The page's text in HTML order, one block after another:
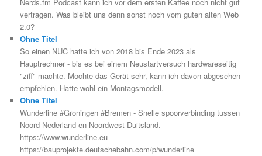
vertragen. Was bleibt uns denn sonst noch vom guten alten Web
2.0?
Ohne Titel
So einen NUC hatte ich von 2018 bis Ende 2023 als
Hauptrechner - bis es bei einem Neustartversuch hardwareseitig
"ziff" machte. Mochte das Gerät sehr, kann ich davon abgesehen
empfehlen. Hatte wohl ein Montagsmodell.
Ohne Titel
Wunderline #Groningen #Bremen - Snelle spoorverbinding tussen
Noord-Nederland en Noordwest-Duitsland.
https://www.wunderline.eu
https://bauprojekte.deutschebahn.com/p/wunderline